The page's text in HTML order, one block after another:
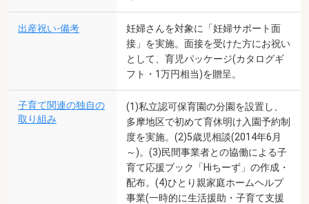
出産祝い-備考
妊婦さんを対象に「妊婦サポート面
接」を実施。面接を受けた方にお祝い
として、育児パッケージ(カタログギ
フト・1万円相当)を贈呈。
子育て関連の独自の
取り組み
(1)私立認可保育園の分園を設置し、
多摩地区で初めて育休明け入園予約制
度を実施。(2)5歳児相談(2014年6月
～)。(3)民間事業者との協働による子
育て応援ブック「Hiちーず」の作成・
配布。(4)ひとり親家庭ホームヘルプ
事業(一時的に生活援助・子育て支援